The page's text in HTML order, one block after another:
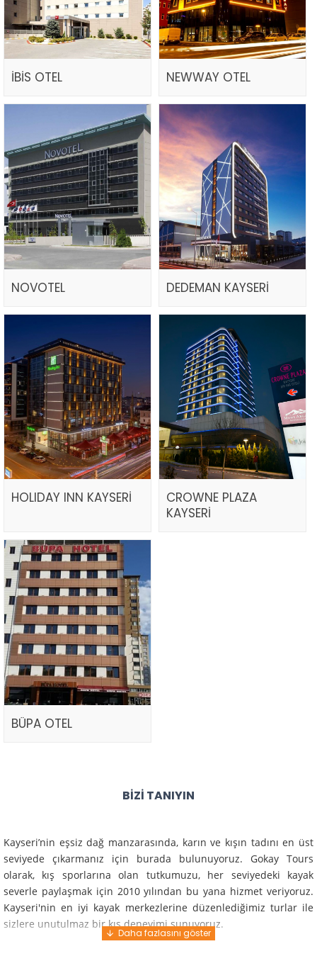
İBİS OTEL NEWWAY OTEL
NOVOTEL DEDEMAN KAYSERİ
HOLIDAY INN KAYSERİ
CROWNE PLAZA
KAYSERİ
BÜPA OTEL
BIZI TANIYIN
Kayseri’nin eşsiz dağ manzarasında, karın ve kışın tadını en üst
seviyede çıkarmanız için burada bulunuyoruz. Gokay Tours
olarak, kış sporlarına olan tutkumuzu, her seviyedeki kayak
severle paylaşmak için 2010 yılından bu yana hizmet veriyoruz.
Kayseri'nin en iyi kayak merkezlerine düzenlediğimiz turlar ile
sizlere unutulmaz bir kış deneyimi sunuyoruz.